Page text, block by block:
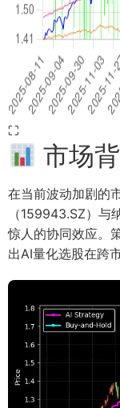
⛶
市场
在当前波动加剧的
（159943.SZ）与
惊人的协同效应。
出AI量化选股在跨